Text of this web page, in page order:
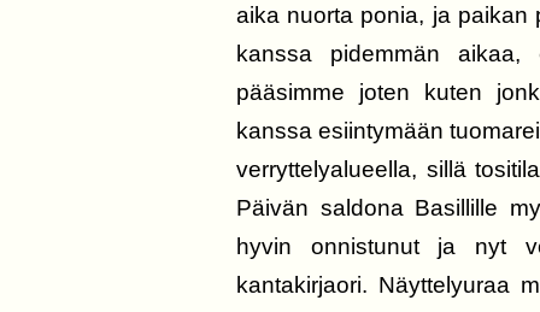
aika nuorta ponia, ja paikan
kanssa pidemmän
pääsimme joten kuten
kanssa esiintymään
verryttelyalueella, sillä
Päivän saldona Basillille
hyvin onnistunut ja nyt
kantakirjaori. Näyttelyuraa